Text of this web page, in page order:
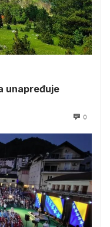
unapređuje
0